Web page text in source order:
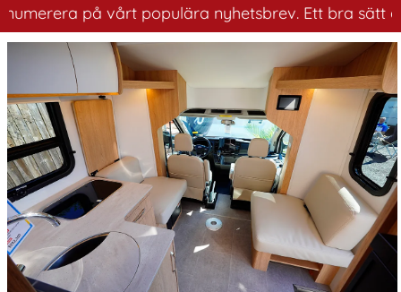
på vårt populära nyhetsbrev. Ett bra sätt att ha
.